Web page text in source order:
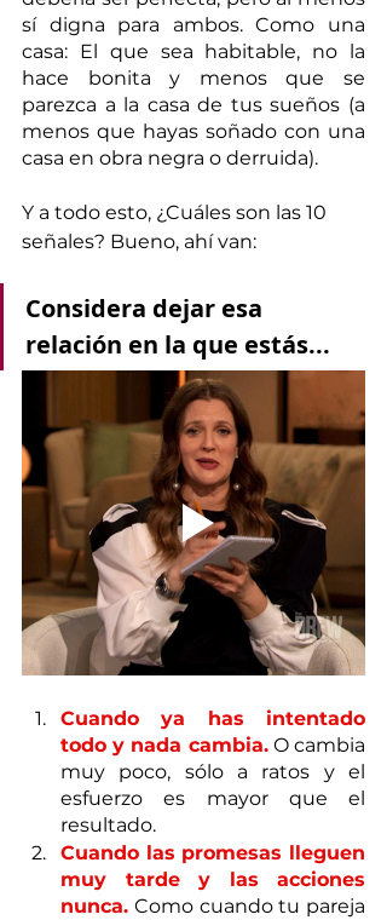
sí digna para ambos. Como una
casa: El que sea habitable, no la
hace bonita y menos que se
parezca a la casa de tus sueños (a
menos que hayas soñado con una
casa en obra negra o derruida).
Y a todo esto, ¿Cuáles son las 10
señales? Bueno, ahí van:
Considera dejar esa
relación en la que estás...
Cuando ya has intentado
todo y nada cambia. O cambia
muy poco, sólo a ratos y el
esfuerzo es mayor que el
resultado.
Cuando las promesas lleguen
muy tarde y las acciones
nunca. Como cuando tu pareja